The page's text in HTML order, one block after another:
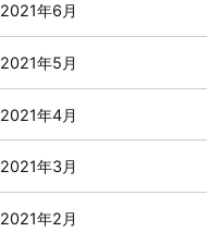
2021年6月
2021年5月
2021年4月
2021年3月
2021年2月